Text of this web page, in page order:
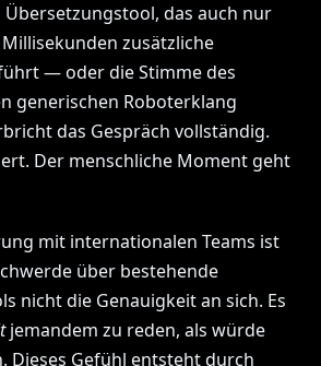
Übersetzungstool, das auch nur
zusätzliche
— oder die Stimme des
generischen Roboterklang
das Gespräch vollständig.
Der menschliche Moment geht
mit internationalen Teams ist
über bestehende
nicht die Genauigkeit an sich. Es
jemandem zu reden, als würde
Dieses Gefühl entsteht durch